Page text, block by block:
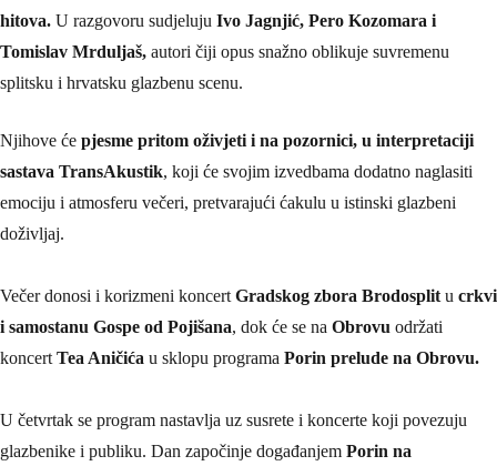
hitova. U razgovoru sudjeluju Ivo Jagnjić, Pero Kozomara i
Tomislav Mrduljaš, autori čiji opus snažno oblikuje suvremenu
splitsku i hrvatsku glazbenu scenu.
Njihove će pjesme pritom oživjeti i na pozornici, u interpretaciji
sastava TransAkustik, koji će svojim izvedbama dodatno naglasiti
emociju i atmosferu večeri, pretvarajući ćakulu u istinski glazbeni
doživljaj.
Večer donosi i korizmeni koncert Gradskog zbora Brodosplit u crkvi
i samostanu Gospe od Pojišana, dok će se na Obrovu održati
koncert Tea Aničića u sklopu programa Porin prelude na Obrovu.
U četvrtak se program nastavlja uz susrete i koncerte koji povezuju
glazbenike i publiku. Dan započinje događanjem Porin na